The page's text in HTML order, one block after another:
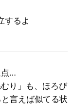
するよ
点…
り」も、ほろび
言えば似てる状